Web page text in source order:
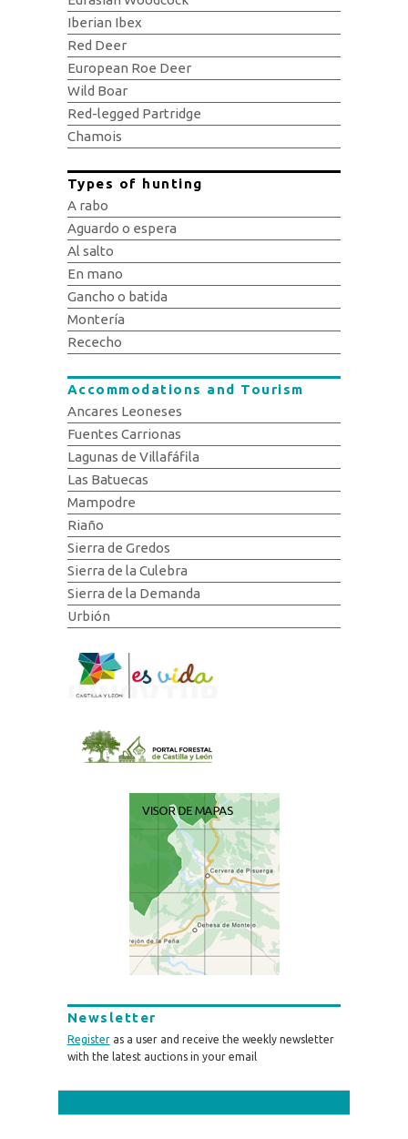
Iberian Ibex
Red Deer
European Roe Deer
Wild Boar
Red-legged Partridge
Chamois
Types of hunting
A rabo
Aguardo o espera
Al salto
En mano
Gancho o batida
Montería
Rececho
Accommodations and Tourism
Ancares Leoneses
Fuentes Carrionas
Lagunas de Villafáfila
Las Batuecas
Mampodre
Riaño
Sierra de Gredos
Sierra de la Culebra
Sierra de la Demanda
Urbión
Newsletter
Registeras a user and receive the weekly newsletter
with the latest auctions in your email